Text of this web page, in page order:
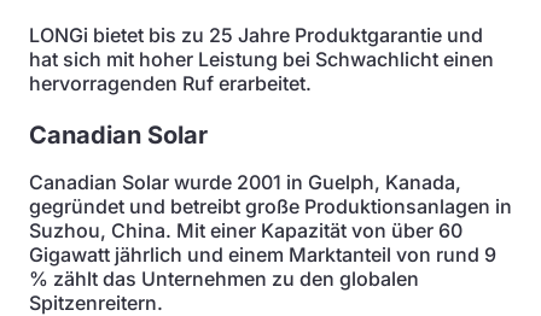
LONGi bietet bis zu 25 Jahre Produktgarantie und
hat sich mit hoher Leistung bei Schwachlicht einen
hervorragenden Ruf erarbeitet.
Canadian Solar
Canadian Solar wurde 2001 in Guelph, Kanada,
gegründet und betreibt große Produktionsanlagen in
Suzhou, China. Mit einer Kapazität von über 60
Gigawatt jährlich und einem Marktanteil von rund 9
% zählt das Unternehmen zu den globalen
Spitzenreitern.